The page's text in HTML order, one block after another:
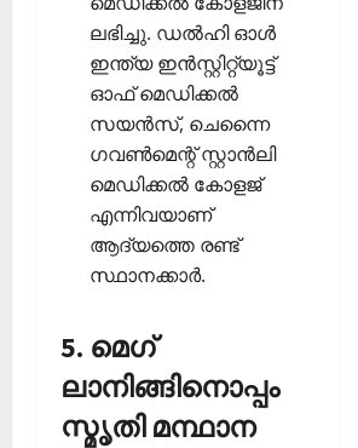
ലഭിച്ചു. ഡല്‍ഹി ഓള്‍
ഇന്ത്യ ഇന്‍സ്റ്റിറ്റ്യൂട്ട്
ഓഫ് മെഡിക്കല്‍
സയന്‍സ്, ചെന്നൈ
ഗവണ്‍മെന്റ് സ്റ്റാന്‍ലി
മെഡിക്കല്‍ കോളജ്
എന്നിവയാണ്
ആദ്യത്തെ രണ്ട്
സ്ഥാനക്കാര്‍.
5. മെഗ്
ലാനിങ്ങിനൊപ്പം
സ്മൃതി മന്ഥാന